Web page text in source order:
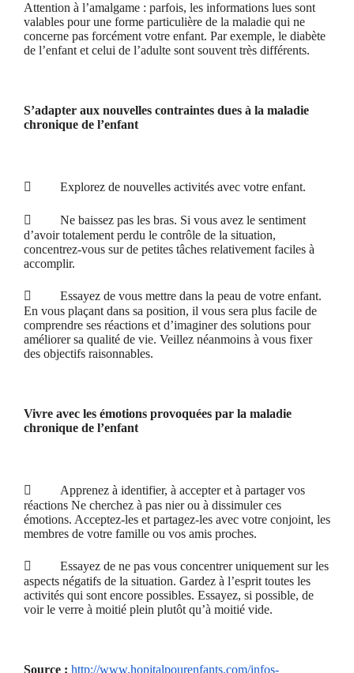
Attention à l’amalgame : parfois, les informations lues sont
valables pour une forme particulière de la maladie qui ne
concerne pas forcément votre enfant. Par exemple, le diabète
de l’enfant et celui de l’adulte sont souvent très différents.
S’adapter aux nouvelles contraintes dues à la maladie
chronique de l’enfant
 Explorez de nouvelles activités avec votre enfant.

Ne baissez pas les bras. Si vous avez le sentiment
d’avoir totalement perdu le contrôle de la situation,
concentrez-vous sur de petites tâches relativement faciles à
accomplir.

Essayez de vous mettre dans la peau de votre enfant.
En vous plaçant dans sa position, il vous sera plus facile de
comprendre ses réactions et d’imaginer des solutions pour
améliorer sa qualité de vie. Veillez néanmoins à vous fixer
des objectifs raisonnables.
Vivre avec les émotions provoquées par la maladie
chronique de l’enfant

Apprenez à identifier, à accepter et à partager vos
réactions Ne cherchez à pas nier ou à dissimuler ces
émotions. Acceptez-les et partagez-les avec votre conjoint, les
membres de votre famille ou vos amis proches.

Essayez de ne pas vous concentrer uniquement sur les
aspects négatifs de la situation. Gardez à l’esprit toutes les
activités qui sont encore possibles. Essayez, si possible, de
voir le verre à moitié plein plutôt qu’à moitié vide.
Source : http://www.hopitalpourenfants.com/infos-